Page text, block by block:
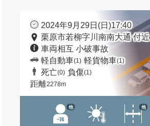
2024年9月29日(日)17:40
栗原市若柳字川南南大通 付近
車両相互 小破事故
軽自動車(1) 軽貨物車(1)
死亡(0) 負傷(1)
距離2278m
他 他